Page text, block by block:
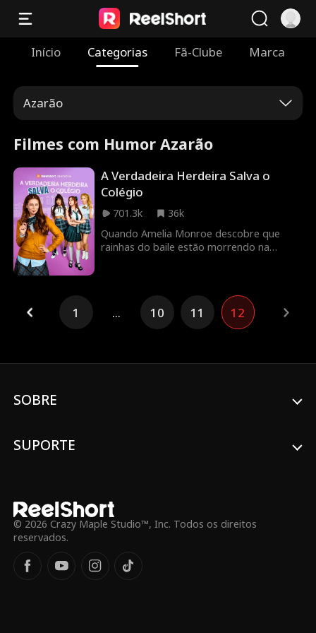
Início Categorias Fã-Clube Marca
Azarão
Filmes com Humor Azarão
A Verdadeira Herdeira Salva o
Colégio
701.3k
36k
Quando Amelia Monroe descobre que
rainhas do baile estão morrendo na
pior valentona da Monroe Academy. As
duas vão disputar a coroa de rainha do
baile... mas quem vai vencer? E será que
1 ... 10 11 12
SOBRE
SUPORTE
© 2026 Crazy Maple Studio™, Inc. Todos os direitos
reservados.